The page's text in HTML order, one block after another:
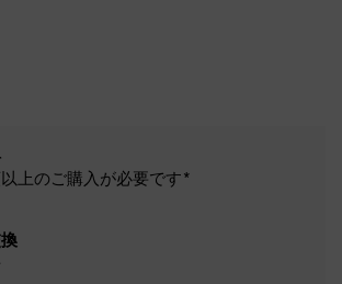
上のご購入が必要です*